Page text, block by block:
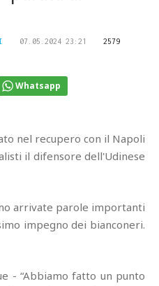
07.05.2024 23:21
2579
Whatsapp
nel recupero con il Napoli
il difensore dell'Udinese
arrivate parole importanti
impegno dei bianconeri.
- “Abbiamo fatto un punto